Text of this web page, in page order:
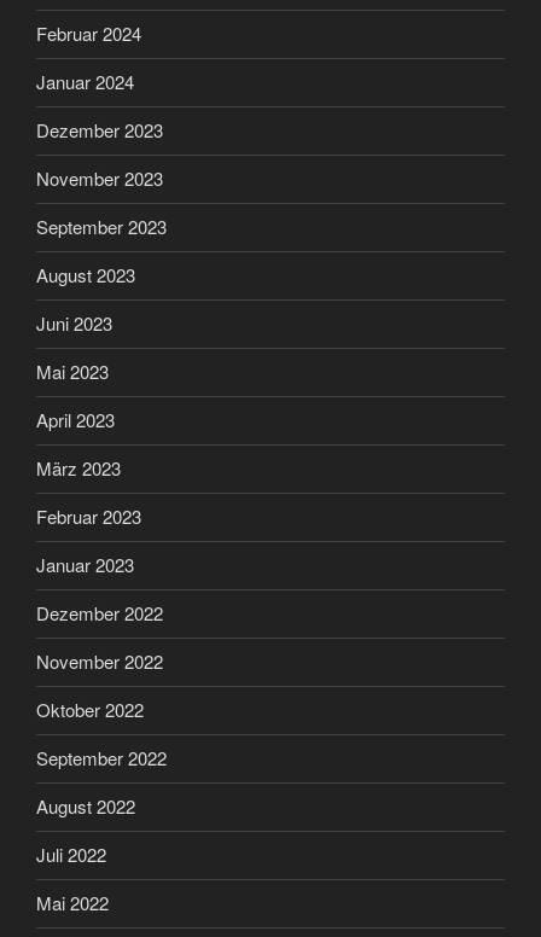
Februar 2024
Januar 2024
Dezember 2023
November 2023
September 2023
August 2023
Juni 2023
Mai 2023
April 2023
März 2023
Februar 2023
Januar 2023
Dezember 2022
November 2022
Oktober 2022
September 2022
August 2022
Juli 2022
Mai 2022